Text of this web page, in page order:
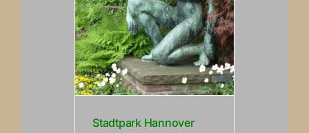
Stadtpark Hannover